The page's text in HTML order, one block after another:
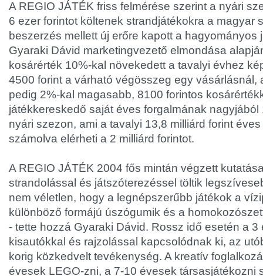
A REGIO JÁTÉK friss felmérése szerint a nyári
6 ezer forintot költenek strandjátékokra a magyar
beszerzés mellett új erőre kapott a hagyományos
Gyaraki Dávid marketingvezető elmondása
kosárérték 10%-kal növekedett a tavalyi évhez
4500 forint a várható végösszeg egy vásárlásnál,
pedig 2%-kal magasabb, 8100 forintos
játékkereskedő saját éves forgalmának nagyjából
nyári szezon, ami a tavalyi 13,8 milliárd forint
számolva elérheti a 2 milliárd forintot.
A REGIO JÁTÉK 2004 fős mintán végzett
strandolással és játszóterezéssel töltik
nem véletlen, hogy a legnépszerűbb játékok a
különböző formájú úszógumik és a
- tette hozzá Gyaraki Dávid. Rossz idő esetén a 3
kisautókkal és rajzolással kapcsolódnak ki, az
korig közkedvelt tevékenység. A kreatív
évesek LEGO-zni, a 7-10 évesek társasjátékozni